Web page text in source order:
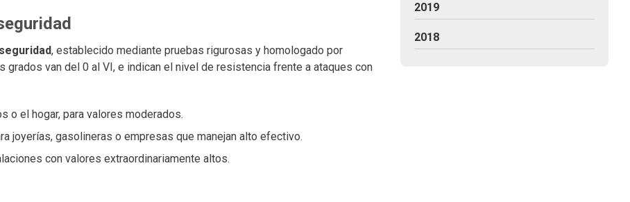
, establecido mediante pruebas rigurosas y homologado por
grados van del 0 al VI, e indican el nivel de resistencia frente a ataques con
o el hogar, para valores moderados.
joyerías, gasolineras o empresas que manejan alto efectivo.
con valores extraordinariamente altos.
2019
2018